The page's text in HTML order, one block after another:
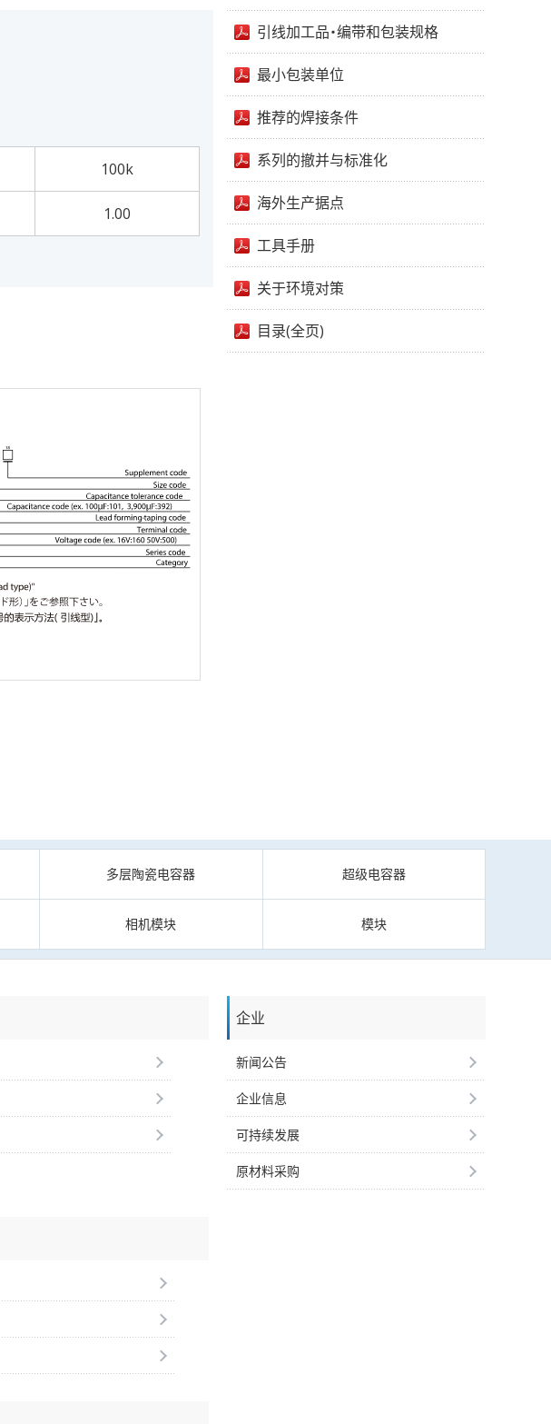
100k
1.00
引线加工品・编带和包装规格
最小包装单位
推荐的焊接条件
系列的撤并与标准化
海外生产据点
工具手册
关于环境对策
目录(全页)
多层陶瓷电容器 超级电容器
相机模块 模块
企业
新闻公告
企业信息
可持续发展
原材料采购